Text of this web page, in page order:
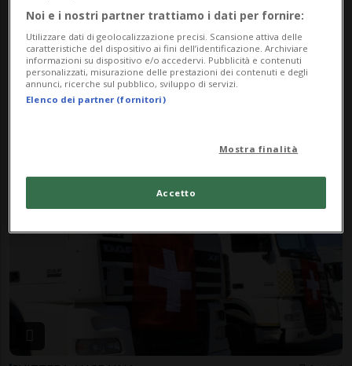
ZURIGO
Noi e i nostri partner trattiamo i dati per fornire:
Utilizzare dati di geolocalizzazione precisi. Scansione attiva delle
caratteristiche del dispositivo ai fini dell’identificazione. Archiviare
informazioni su dispositivo e/o accedervi. Pubblicità e contenuti
personalizzati, misurazione delle prestazioni dei contenuti e degli
annunci, ricerche sul pubblico, sviluppo di servizi.
Elenco dei partner (fornitori)
Mostra finalità
Accetto